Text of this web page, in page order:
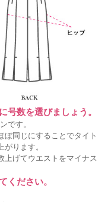
号数を選びましょう。
です。
ぼ同じにすることでタイト
ります。
上げてウエストをマイナス
ください。